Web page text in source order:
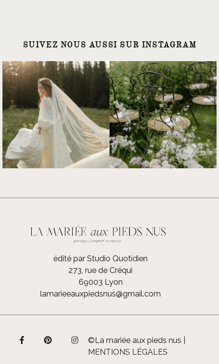
SUIVEZ NOUS AUSSI SUR INSTAGRAM
édité par Studio Quotidien
273, rue de Créqui
69003 Lyon
lamarieeauxpiedsnus@gmail.com
©La mariée aux pieds nus |
MENTIONS LÉGALES